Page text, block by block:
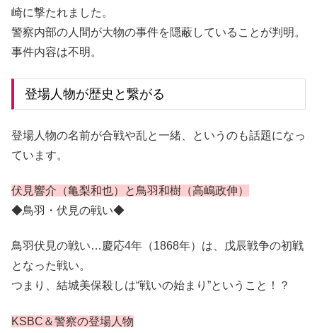
崎に撃たれました。
警察内部の人間が大物の事件を隠蔽していることが判明。
事件内容は不明。
登場人物が歴史と繋がる
登場人物の名前が合戦や乱と一緒、というのも話題になっ
ています。
伏見響介（亀梨和也）と鳥羽和樹（高嶋政伸）
◆鳥羽・伏見の戦い◆
鳥羽伏見の戦い…慶応4年（1868年）は、戊辰戦争の初戦
となった戦い。
つまり、結城美保殺しは“戦いの始まり”ということ！？
KSBC＆警察の登場人物